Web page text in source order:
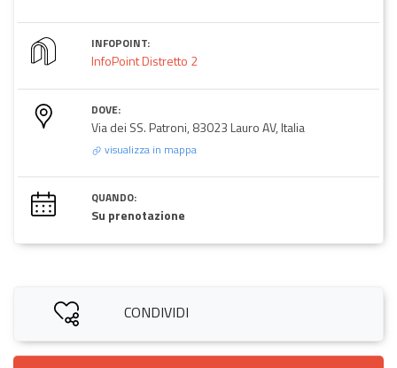
INFOPOINT:
InfoPoint Distretto 2
DOVE:
Via dei SS. Patroni, 83023 Lauro AV, Italia
visualizza in mappa
QUANDO:
Su prenotazione
CONDIVIDI